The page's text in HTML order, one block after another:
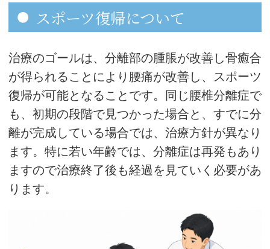
スポーツ復帰について
治療のゴールは、分離部の腫脹が改善し骨癒合
が得られることにより腰痛が改善し、スポーツ
復帰が可能となることです。同じ腰椎分離症で
も、初期の段階で見つかった場合と、すでに分
離が完成している場合では、治療方針が異なり
ます。特に若い年齢では、分離症は再発もあり
ますので治療終了後も経過を見ていく必要があ
ります。